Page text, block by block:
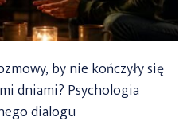
by nie kończyły się
dniami? Psychologia
dialogu